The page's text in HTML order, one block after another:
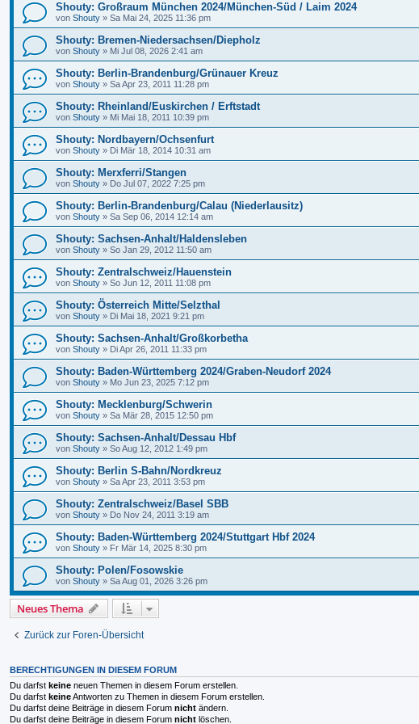
Shouty: Großraum München 2024/München-Süd / Laim 2024
von Shouty » Sa Mai 24, 2025 11:36 pm
Shouty: Bremen-Niedersachsen/Diepholz
von Shouty » Mi Jul 08, 2026 2:41 am
Shouty: Berlin-Brandenburg/Grünauer Kreuz
von Shouty » Sa Apr 23, 2011 11:28 pm
Shouty: Rheinland/Euskirchen / Erftstadt
von Shouty » Mi Mai 18, 2011 10:39 pm
Shouty: Nordbayern/Ochsenfurt
von Shouty » Di Mär 18, 2014 10:31 am
Shouty: Merxferri/Stangen
von Shouty » Do Jul 07, 2022 7:25 pm
Shouty: Berlin-Brandenburg/Calau (Niederlausitz)
von Shouty » Sa Sep 06, 2014 12:14 am
Shouty: Sachsen-Anhalt/Haldensleben
von Shouty » So Jan 29, 2012 11:50 am
Shouty: Zentralschweiz/Hauenstein
von Shouty » So Jun 12, 2011 11:08 pm
Shouty: Österreich Mitte/Selzthal
von Shouty » Di Mai 18, 2021 9:21 pm
Shouty: Sachsen-Anhalt/Großkorbetha
von Shouty » Di Apr 26, 2011 11:33 pm
Shouty: Baden-Württemberg 2024/Graben-Neudorf 2024
von Shouty » Mo Jun 23, 2025 7:12 pm
Shouty: Mecklenburg/Schwerin
von Shouty » Sa Mär 28, 2015 12:50 pm
Shouty: Sachsen-Anhalt/Dessau Hbf
von Shouty » So Aug 12, 2012 1:49 pm
Shouty: Berlin S-Bahn/Nordkreuz
von Shouty » Sa Apr 23, 2011 3:53 pm
Shouty: Zentralschweiz/Basel SBB
von Shouty » Do Nov 24, 2011 3:19 am
Shouty: Baden-Württemberg 2024/Stuttgart Hbf 2024
von Shouty » Fr Mär 14, 2025 8:30 pm
Shouty: Polen/Fosowskie
von Shouty » Sa Aug 01, 2026 3:26 pm
Neues Thema
Zurück zur Foren-Übersicht
BERECHTIGUNGEN IN DIESEM FORUM
Du darfst keine neuen Themen in diesem Forum erstellen.
Du darfst keineAntworten zu Themen in diesem Forum erstellen.
Du darfst deine Beiträge in diesem Forum nicht ändern.
Du darfst deine Beiträge in diesem Forum nicht löschen.